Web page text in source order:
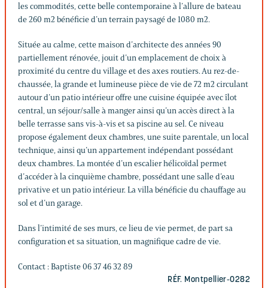
les commodités, cette belle contemporaine à l’allure de bateau
de 260 m2 bénéficie d’un terrain paysagé de 1080 m2.
Située au calme, cette maison d’architecte des années 90
partiellement rénovée, jouit d’un emplacement de choix à
proximité du centre du village et des axes routiers. Au rez-de-
chaussée, la grande et lumineuse pièce de vie de 72 m2 circulant
autour d’un patio intérieur offre une cuisine équipée avec îlot
central, un séjour/salle à manger ainsi qu’un accès direct à la
belle terrasse sans vis-à-vis et sa piscine au sel. Ce niveau
propose également deux chambres, une suite parentale, un local
technique, ainsi qu’un appartement indépendant possédant
deux chambres. La montée d’un escalier hélicoïdal permet
d’accéder à la cinquième chambre, possédant une salle d’eau
privative et un patio intérieur. La villa bénéficie du chauffage au
sol et d’un garage.
Dans l’intimité de ses murs, ce lieu de vie permet, de part sa
configuration et sa situation, un magnifique cadre de vie.
Contact : Baptiste 06 37 46 32 89
RÉF. Montpellier-0282